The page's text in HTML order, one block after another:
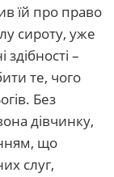
їй про право
сироту, уже
–
те, чого
Без
дівчинку,
що
слуг,